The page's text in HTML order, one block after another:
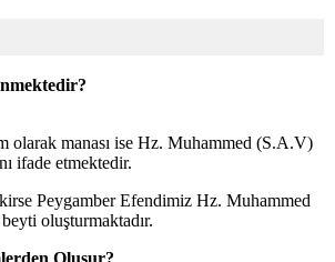
olarak manası ise Hz. Muhammed (S.A.V)
ifade etmektedir.
Peygamber Efendimiz Hz. Muhammed
oluşturmaktadır.
Oluşur?